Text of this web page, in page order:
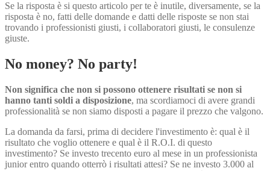
Se la risposta è si questo articolo per te è inutile, diversamente, se la
risposta è no, fatti delle domande e datti delle risposte se non stai
trovando i professionisti giusti, i collaboratori giusti, le consulenze
giuste.
No money? No party!
Non significa che non si possono ottenere risultati se non si
hanno tanti soldi a disposizione, ma scordiamoci di avere grandi
professionalità se non siamo disposti a pagare il prezzo che valgono.
La domanda da farsi, prima di decidere l'investimento è: qual è il
risultato che voglio ottenere e qual è il R.O.I. di questo
investimento? Se investo trecento euro al mese in un professionista
junior entro quando otterrò i risultati attesi? Se ne investo 3.000 al